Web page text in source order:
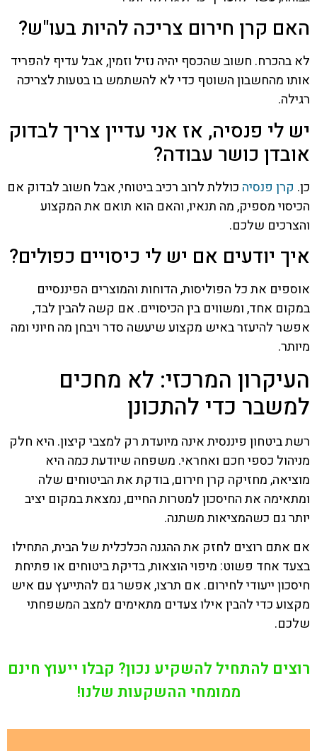
האם קרן חירום צריכה להיות בעו"ש?
לא בהכרח. חשוב שהכסף יהיה נזיל וזמין, אבל עדיף להפריד
אותו מהחשבון השוטף כדי לא להשתמש בו בטעות לצריכה
רגילה.
יש לי פנסיה, אז אני עדיין צריך לבדוק
אובדן כושר עבודה?
כן. קרן פנסיה כוללת לרוב רכיב ביטוחי, אבל חשוב לבדוק אם
הכיסוי מספיק, מה תנאיו, והאם הוא תואם את המקצוע
והצרכים שלכם.
איך יודעים אם יש לי כיסויים כפולים?
אוספים את כל הפוליסות, הדוחות והמוצרים הפיננסיים
במקום אחד, ומשווים בין הכיסויים. אם קשה להבין לבד,
אפשר להיעזר באיש מקצוע שיעשה סדר ויבחן מה חיוני ומה
מיותר.
העיקרון המרכזי: לא מחכים
למשבר כדי להתכונן
רשת ביטחון פיננסית אינה מיועדת רק למצבי קיצון. היא חלק
מניהול כספי חכם ואחראי. משפחה שיודעת כמה היא
מוציאה, מחזיקה קרן חירום, בודקת את הביטוחים שלה
ומתאימה את החיסכון למטרות החיים, נמצאת במקום יציב
יותר גם כשהמציאות משתנה.
אם אתם רוצים לחזק את ההגנה הכלכלית של הבית, התחילו
בצעד אחד פשוט: מיפוי הוצאות, בדיקת ביטוחים או פתיחת
חיסכון ייעודי לחירום. אם תרצו, אפשר גם להתייעץ עם איש
מקצוע כדי להבין אילו צעדים מתאימים למצב המשפחתי
שלכם.
רוצים להתחיל להשקיע נכון? קבלו ייעוץ חינם
ממומחי ההשקעות שלנו!